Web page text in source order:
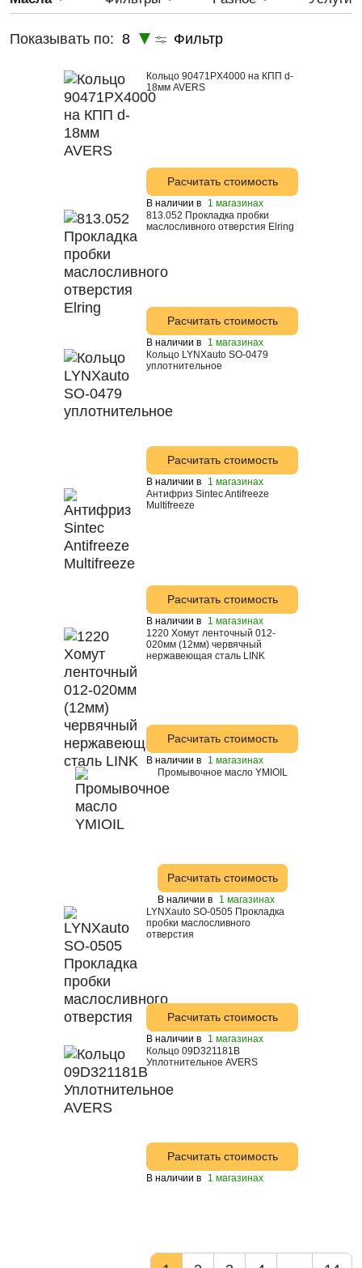
LYNX
LYNXauto
SPEEDMATE
WOG
ZIC
ВОЛГА-ОИЛ
Astrohim
Лукойл
Castrol
Mann
Fanfaro
GM
Honda
Hyundai
Mitsubishi
Mobil
Motul
Suprotec
Total
Sintec
5W-20
5w-40
Показывать по: 8 Фильтр
Кольцо 90471PX4000 на КПП d-
18мм AVERS
Расчитать стоимость
В наличии в
1 магазинах
813.052 Прокладка пробки
маслосливного отверстия Elring
Расчитать стоимость
В наличии в
1 магазинах
Кольцо LYNXauto SO-0479
уплотнительное
Расчитать стоимость
В наличии в
1 магазинах
Антифриз Sintec Antifreeze
Multifreeze
Расчитать стоимость
В наличии в
1 магазинах
1220 Хомут ленточный 012-
020мм (12мм) червячный
нержавеющая сталь LINK
Расчитать стоимость
В наличии в
1 магазинах
Промывочное масло YMIOIL
Расчитать стоимость
В наличии в
1 магазинах
LYNXauto SO-0505 Прокладка
пробки маслосливного
отверстия
Расчитать стоимость
В наличии в
1 магазинах
Кольцо 09D321181B
Уплотнительное AVERS
Расчитать стоимость
В наличии в 1 магазинах